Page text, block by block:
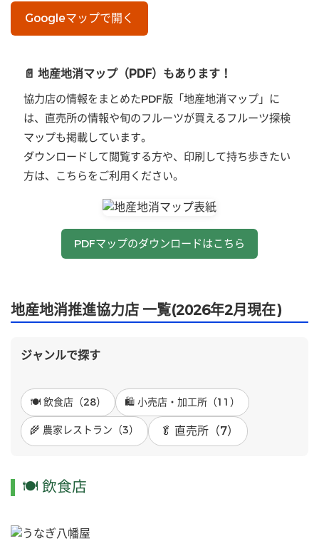
Googleマップで開く
📄 地産地消マップ（PDF）もあります！
協力店の情報をまとめたPDF版「地産地消マップ」に
は、直売所の情報や旬のフルーツが買えるフルーツ探検
マップも掲載しています。
ダウンロードして閲覧する方や、印刷して持ち歩きたい
方は、こちらをご利用ください。
PDFマップのダウンロードはこちら
地産地消推進協力店 一覧(2026年2月現在)
ジャンルで探す
🍽 飲食店（28） 🛍 小売店・加工所（11）
🌾 農家レストラン（3） 🥬 直売所（7）
🍽 飲食店